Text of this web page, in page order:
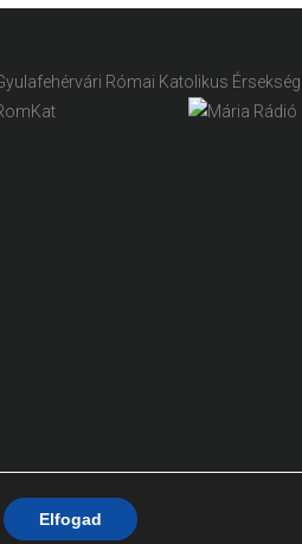
Elfogad